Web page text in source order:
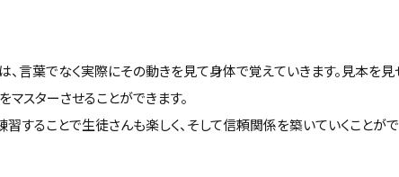
、言葉でなく実際にその動きを見て身体で覚えていきます。見本を見
スターさせることができます。
することで生徒さんも楽しく、そして信頼関係を築いていくことがで